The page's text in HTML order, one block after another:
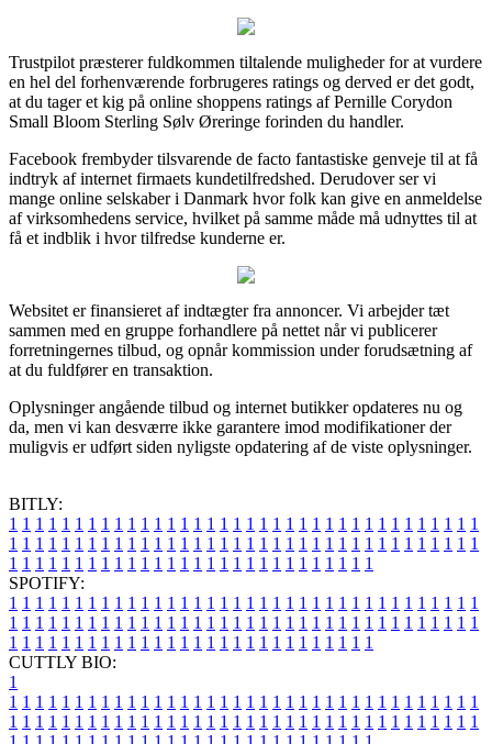
Trustpilot præsterer fuldkommen tiltalende muligheder for at vurdere
en hel del forhenværende forbrugeres ratings og derved er det godt,
at du tager et kig på online shoppens ratings af Pernille Corydon
Small Bloom Sterling Sølv Øreringe forinden du handler.
Facebook frembyder tilsvarende de facto fantastiske genveje til at få
indtryk af internet firmaets kundetilfredshed. Derudover ser vi
mange online selskaber i Danmark hvor folk kan give en anmeldelse
af virksomhedens service, hvilket på samme måde må udnyttes til at
få et indblik i hvor tilfredse kunderne er.
Websitet er finansieret af indtægter fra annoncer. Vi arbejder tæt
sammen med en gruppe forhandlere på nettet når vi publicerer
forretningernes tilbud, og opnår kommission under forudsætning af
at du fuldfører en transaktion.
Oplysninger angående tilbud og internet butikker opdateres nu og
da, men vi kan desværre ikke garantere imod modifikationer der
muligvis er udført siden nyligste opdatering af de viste oplysninger.
BITLY:
1 1 1 1 1 1 1 1 1 1 1 1 1 1 1 1 1 1 1 1 1 1 1 1 1 1 1 1 1 1 1 1 1 1 1 1
1 1 1 1 1 1 1 1 1 1 1 1 1 1 1 1 1 1 1 1 1 1 1 1 1 1 1 1 1 1 1 1 1 1 1 1
1 1 1 1 1 1 1 1 1 1 1 1 1 1 1 1 1 1 1 1 1 1 1 1 1 1 1 1
SPOTIFY:
1 1 1 1 1 1 1 1 1 1 1 1 1 1 1 1 1 1 1 1 1 1 1 1 1 1 1 1 1 1 1 1 1 1 1 1
1 1 1 1 1 1 1 1 1 1 1 1 1 1 1 1 1 1 1 1 1 1 1 1 1 1 1 1 1 1 1 1 1 1 1 1
1 1 1 1 1 1 1 1 1 1 1 1 1 1 1 1 1 1 1 1 1 1 1 1 1 1 1 1
CUTTLY BIO:
1
1 1 1 1 1 1 1 1 1 1 1 1 1 1 1 1 1 1 1 1 1 1 1 1 1 1 1 1 1 1 1 1 1 1 1 1
1 1 1 1 1 1 1 1 1 1 1 1 1 1 1 1 1 1 1 1 1 1 1 1 1 1 1 1 1 1 1 1 1 1 1 1